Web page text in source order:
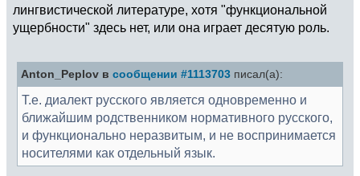
лингвистической литературе, хотя "функциональной
ущербности" здесь нет, или она играет десятую роль.
Anton_Peplov в сообщении #1113703 писал(а):
Т.е. диалект русского является одновременно и
ближайшим родственником нормативного русского,
и функционально неразвитым, и не воспринимается
носителями как отдельный язык.